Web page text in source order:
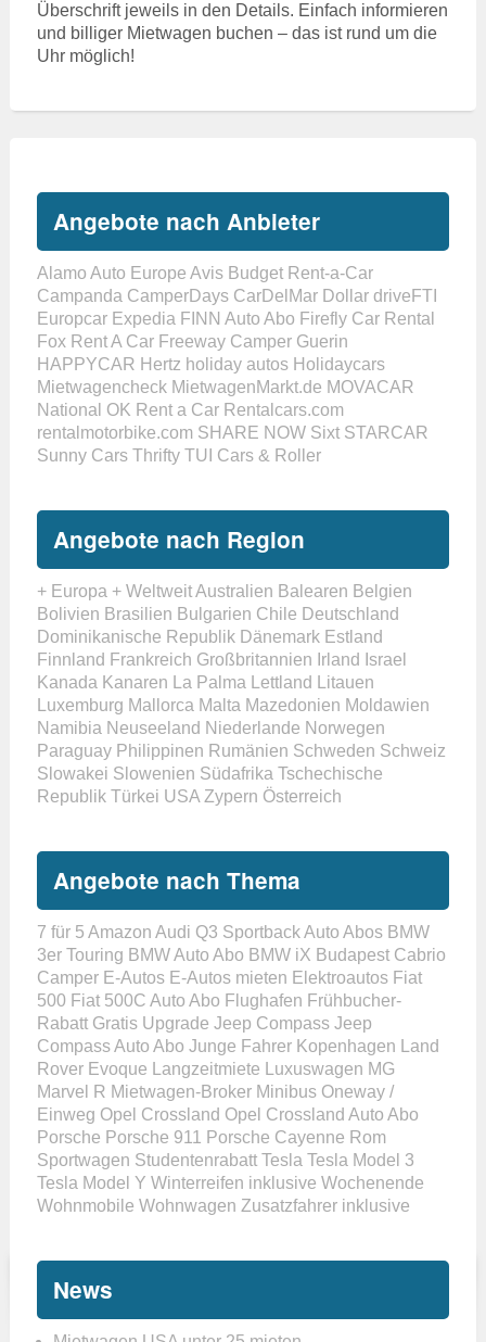
Überschrift jeweils in den Details. Einfach informieren
und billiger Mietwagen buchen – das ist rund um die
Uhr möglich!
Angebote nach Anbieter
Alamo Auto Europe Avis Budget Rent-a-Car
Campanda CamperDays CarDelMar Dollar driveFTI
Europcar Expedia FINN Auto Abo Firefly Car Rental
Fox Rent A Car Freeway Camper Guerin
HAPPYCAR Hertz holiday autos Holidaycars
Mietwagencheck MietwagenMarkt.de MOVACAR
National OK Rent a Car Rentalcars.com
rentalmotorbike.com SHARE NOW Sixt STARCAR
Sunny Cars Thrifty TUI Cars & Roller
Angebote nach Region
+ Europa + WeltweitAustralien Balearen Belgien
Bolivien Brasilien Bulgarien Chile Deutschland
Dominikanische Republik Dänemark Estland
Finnland Frankreich Großbritannien Irland
Israel
Kanada Kanaren La Palma Lettland
Litauen
Luxemburg Mallorca Malta Mazedonien Moldawien
Namibia Neuseeland Niederlande Norwegen
Paraguay Philippinen Rumänien Schweden Schweiz
Slowakei Slowenien Südafrika Tschechische
Republik Türkei USA Zypern Österreich
Angebote nach Thema
7 für 5 Amazon Audi Q3 SportbackAuto Abos BMW
3er Touring BMW Auto Abo BMW iX Budapest Cabrio
Camper E-Autos E-Autos mieten Elektroautos Fiat
500 Fiat 500C Auto Abo Flughafen Frühbucher-
Rabatt Gratis Upgrade Jeep Compass Jeep
Compass Auto Abo Junge Fahrer Kopenhagen
Land
Rover Evoque
Langzeitmiete Luxuswagen MG
Marvel R Mietwagen-Broker Minibus Oneway /
Einweg Opel Crossland Opel Crossland Auto Abo
Porsche Porsche 911 Porsche Cayenne Rom
Sportwagen Studentenrabatt Tesla Tesla Model 3
Tesla Model Y Winterreifen inklusive Wochenende
Wohnmobile Wohnwagen Zusatzfahrer inklusive
News